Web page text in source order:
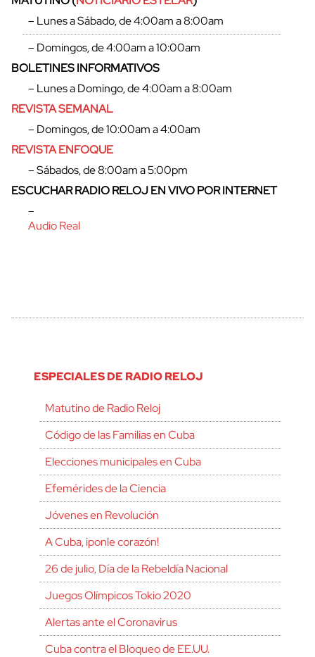
– Lunes a Sábado, de 4:00am a 8:00am
– Domingos, de 4:00am a 10:00am
BOLETINES INFORMATIVOS
– Lunes a Domingo, de 4:00am a 8:00am
REVISTA SEMANAL
– Domingos, de 10:00am a 4:00am
REVISTA ENFOQUE
– Sábados, de 8:00am a 5:00pm
ESCUCHAR RADIO RELOJ EN VIVO POR INTERNET
–
Audio Real
ESPECIALES DE RADIO RELOJ
Matutino de Radio Reloj
Código de las Familias en Cuba
Elecciones municipales en Cuba
Efemérides de la Ciencia
Jóvenes en Revolución
A Cuba, ¡ponle corazón!
26 de julio, Día de la Rebeldía Nacional
Juegos Olímpicos Tokio 2020
Alertas ante el Coronavirus
Cuba contra el Bloqueo de EE.UU.